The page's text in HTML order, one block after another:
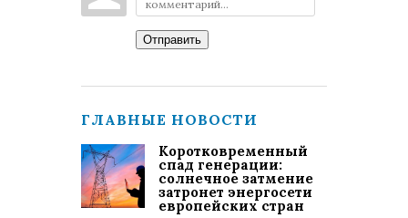
Отправить
ГЛАВНЫЕ НОВОСТИ
Коротковременный
спад генерации:
солнечное затмение
затронет энергосети
европейских стран